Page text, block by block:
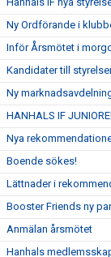
Ny Ordförande i
Inför Årsmötet i
Kandidater till
Ny
HANHALS IF
Nya
Boende sökes!
Lättnader i
Booster Friends ny
Anmälan årsmötet
Hanhals